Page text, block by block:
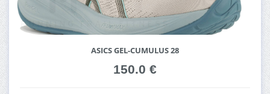
ASICS GEL-CUMULUS 28
150.0 €